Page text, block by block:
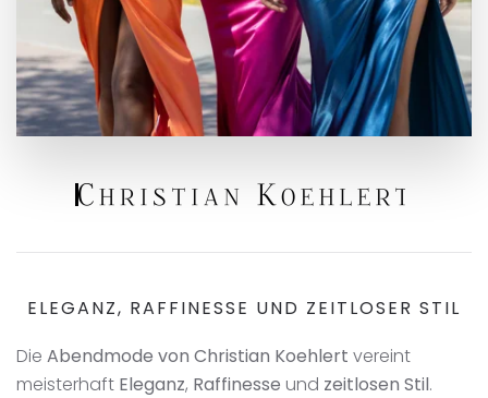
ELEGANZ, RAFFINESSE UND ZEITLOSER STIL
Die Abendmode von Christian Koehlert vereint
meisterhaft Eleganz, Raffinesse und zeitlosen Stil.